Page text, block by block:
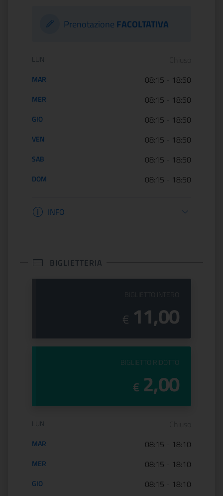
Prenotazione FACOLTATIVA
Orario di apertura:
LUN
MAR 08:15 18:50
MER 08:15 18:50
GIO 08:15 18:50
VEN 08:15 18:50
SAB 08:15 18:50
DOM 08:15 18:50
Informazioni apertura
INFO
BIGLIETTERIA
€ 11,00
PREZZO DEL
BIGLIETTO RIDOTTO
€ 2,00
Orario di apertura:
LUN
MAR 08:15 18:10
MER 08:15 18:10
GIO 08:15 18:10